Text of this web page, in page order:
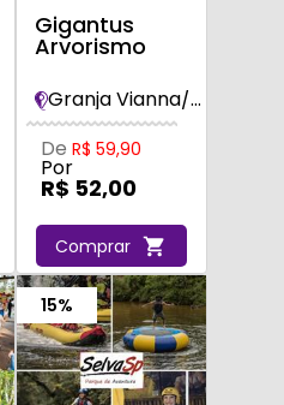
Gigantus
Arvorismo
Granja Vianna/SP
De R$ 59,90
Por
R$ 52,00
Comprar
15%